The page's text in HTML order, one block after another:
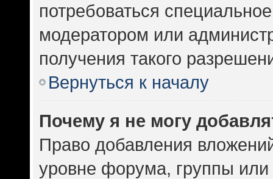
потребоваться
модератором или
получения такого
Вернуться к началу
Почему я не могу
Право добавления
уровне форума, группы или